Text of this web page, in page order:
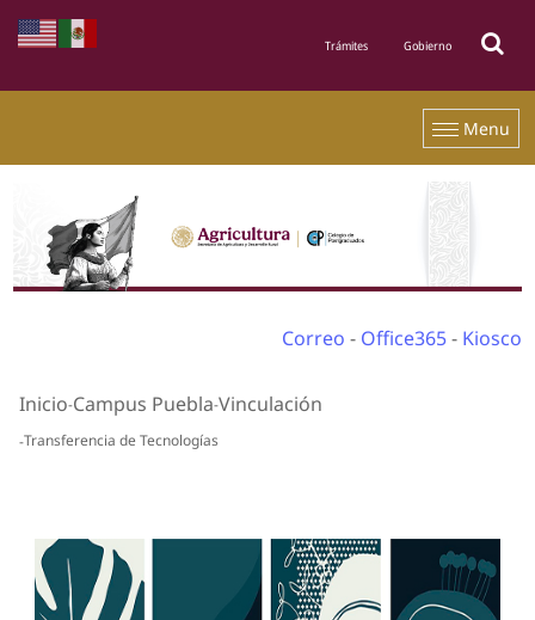
Menu
Correo - Office365- Kiosco
Inicio Campus Puebla Vinculación
Transferencia de Tecnologías